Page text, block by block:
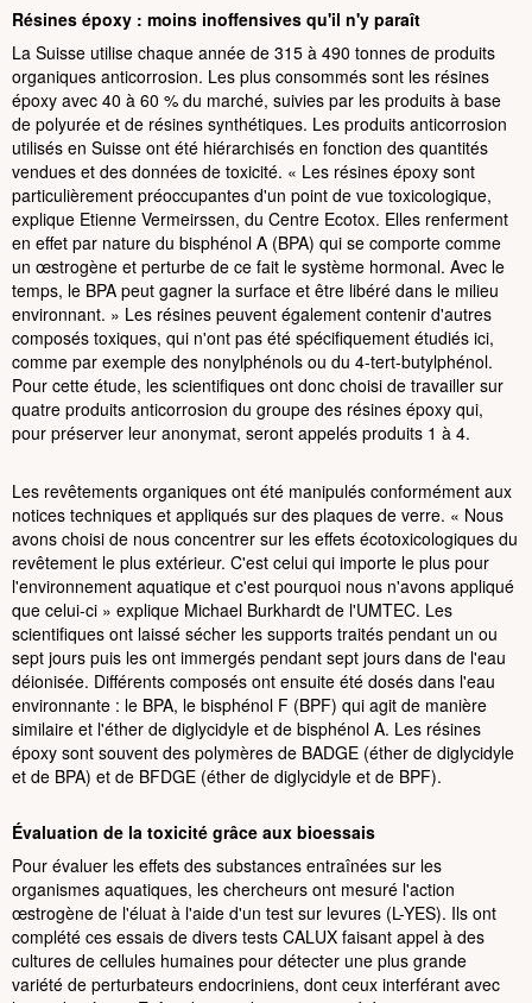
Résines époxy : moins inoffensives qu'il n'y paraît
La Suisse utilise chaque année de 315 à 490 tonnes de produits
organiques anticorrosion. Les plus consommés sont les résines
époxy avec 40 à 60 % du marché, suivies par les produits à base
de polyurée et de résines synthétiques. Les produits anticorrosion
utilisés en Suisse ont été hiérarchisés en fonction des quantités
vendues et des données de toxicité. « Les résines époxy sont
particulièrement préoccupantes d'un point de vue toxicologique,
explique Etienne Vermeirssen, du Centre Ecotox. Elles renferment
en effet par nature du bisphénol A (BPA) qui se comporte comme
un œstrogène et perturbe de ce fait le système hormonal. Avec le
temps, le BPA peut gagner la surface et être libéré dans le milieu
environnant. » Les résines peuvent également contenir d'autres
composés toxiques, qui n'ont pas été spécifiquement étudiés ici,
comme par exemple des nonylphénols ou du 4-tert-butylphénol.
Pour cette étude, les scientifiques ont donc choisi de travailler sur
quatre produits anticorrosion du groupe des résines époxy qui,
pour préserver leur anonymat, seront appelés produits 1 à 4.
Les revêtements organiques ont été manipulés conformément aux
notices techniques et appliqués sur des plaques de verre. « Nous
avons choisi de nous concentrer sur les effets écotoxicologiques du
revêtement le plus extérieur. C'est celui qui importe le plus pour
l'environnement aquatique et c'est pourquoi nous n'avons appliqué
que celui-ci » explique Michael Burkhardt de l'UMTEC. Les
scientifiques ont laissé sécher les supports traités pendant un ou
sept jours puis les ont immergés pendant sept jours dans de l'eau
déionisée. Différents composés ont ensuite été dosés dans l'eau
environnante : le BPA, le bisphénol F (BPF) qui agit de manière
similaire et l'éther de diglycidyle et de bisphénol A. Les résines
époxy sont souvent des polymères de BADGE (éther de diglycidyle
et de BPA) et de BFDGE (éther de diglycidyle et de BPF).
Évaluation de la toxicité grâce aux bioessais
Pour évaluer les effets des substances entraînées sur les
organismes aquatiques, les chercheurs ont mesuré l'action
œstrogène de l'éluat à l'aide d'un test sur levures (L-YES). Ils ont
complété ces essais de divers tests CALUX faisant appel à des
cultures de cellules humaines pour détecter une plus grande
variété de perturbateurs endocriniens, dont ceux interférant avec